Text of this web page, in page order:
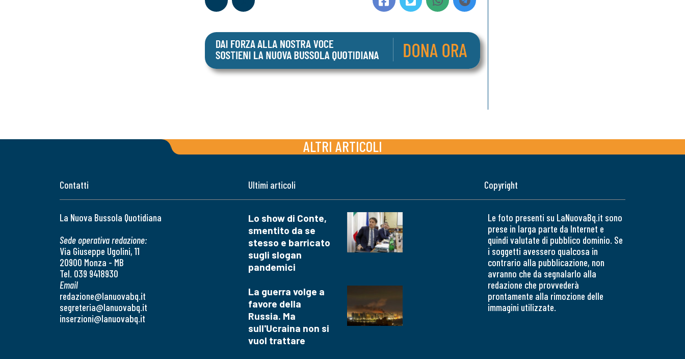
ALTRI ARTICOLI
Contatti
La Nuova Bussola Quotidiana
Sede operativa redazione:
Via Giuseppe Ugolini, 11
20900 Monza - MB
Tel. 039 9418930
Email
redazione@lanuovabq.it
segreteria@lanuovabq.it
inserzioni@lanuovabq.it
Ultimi articoli
Lo show di Conte,
smentito da se
stesso e barricato
sugli slogan
pandemici
La guerra volge a
favore della
Russia. Ma
sull'Ucraina non si
vuol trattare
Copyright
Le foto presenti su LaNuovaBq.it sono
prese in larga parte da Internet e
quindi valutate di pubblico dominio. Se
i soggetti avessero qualcosa in
contrario alla pubblicazione, non
avranno che da segnalarlo alla
redazione che provvederà
prontamente alla rimozione delle
immagini utilizzate.